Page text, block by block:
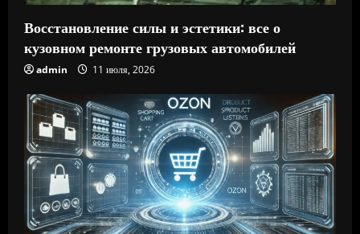
Восстановление силы и эстетики: все о
кузовном ремонте грузовых автомобилей
admin 11 июля, 2026